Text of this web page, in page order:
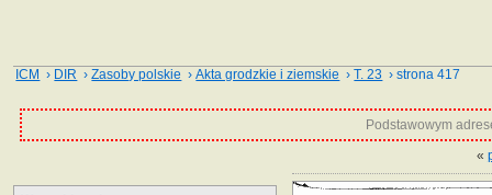
ICM › DIR ›Zasoby polskie ›Akta grodzkie i ziemskie ›T. 23 › strona 417
Podstawowym
«